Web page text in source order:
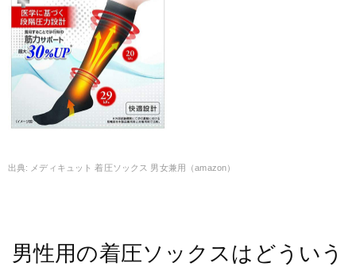
メディキュット 着圧ソックス 男女兼用（amazon）
男性用の着圧ソックスはどういう